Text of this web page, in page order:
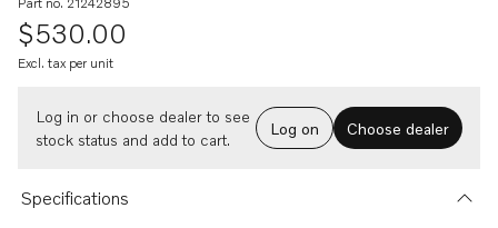
$530.00
Excl. tax per unit
Log in or choose dealer to see
stock status and add to cart.
Log on Choose dealer
Specifications